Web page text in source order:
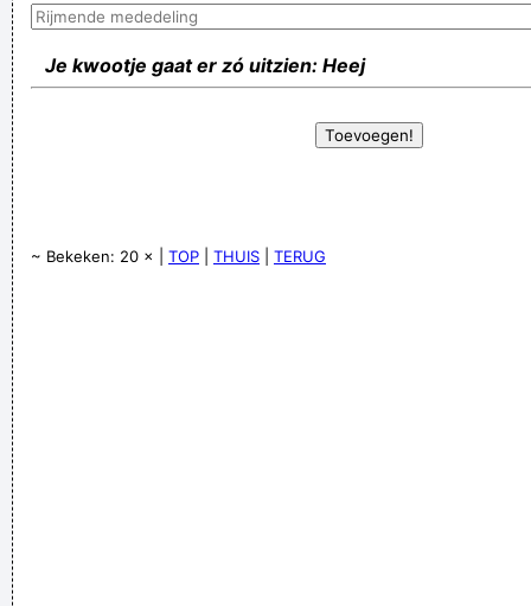
Je kwootje gaat er zó uitzien: Heej
~ Bekeken: 20 × | TOP THUIS TERUG